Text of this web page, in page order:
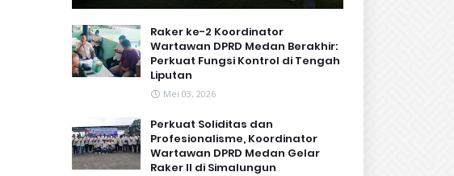
Raker ke-2 Koordinator
Wartawan DPRD Medan Berakhir:
Perkuat Fungsi Kontrol di Tengah
Liputan
Mei 03, 2026
Perkuat Soliditas dan
Profesionalisme, Koordinator
Wartawan DPRD Medan Gelar
Raker II di Simalungun